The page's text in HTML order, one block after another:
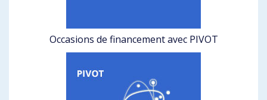
Occasions de financement avec PIVOT